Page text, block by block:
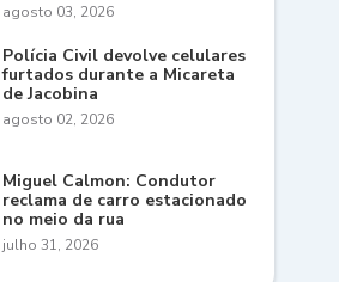
agosto 03, 2026
Polícia Civil devolve celulares
furtados durante a Micareta
de Jacobina
agosto 02, 2026
Miguel Calmon: Condutor
reclama de carro estacionado
no meio da rua
julho 31, 2026